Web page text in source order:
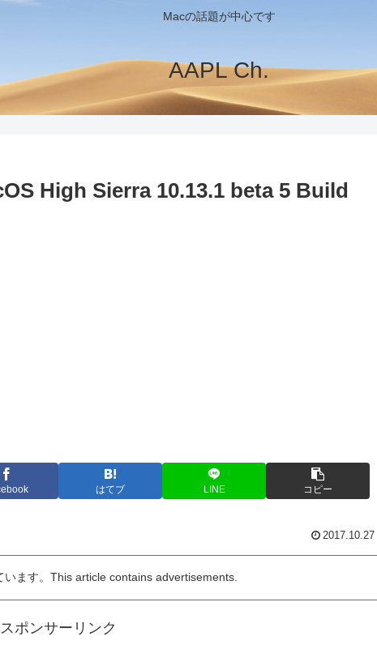
Macの話題が中心です
AAPL Ch.
High Sierra 10.13.1 beta 5 Build
はてブ LINE コピー
2017.10.27
います。This article contains advertisements.
スポンサーリンク